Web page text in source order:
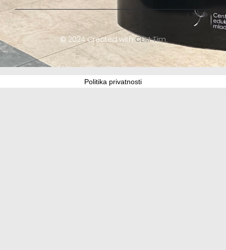
© 2024 Created with CEM Tim
Politika privatnosti